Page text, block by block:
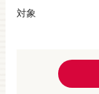
対象